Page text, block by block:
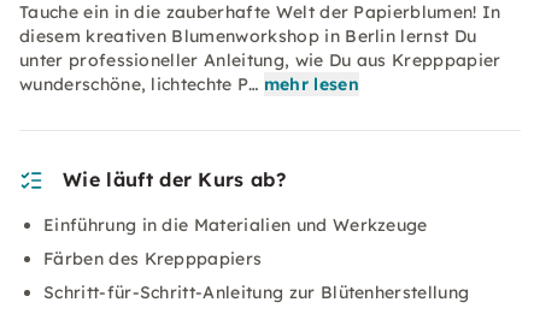
Tauche ein in die zauberhafte Welt der Papierblumen! In
diesem kreativen Blumenworkshop in Berlin lernst Du
unter professioneller Anleitung, wie Du aus Krepppapier
wunderschöne, lichtechte P… mehr lesen
Wie läuft der Kurs ab?
Einführung in die Materialien und Werkzeuge
Färben des Krepppapiers
Schritt-für-Schritt-Anleitung zur Blütenherstellung